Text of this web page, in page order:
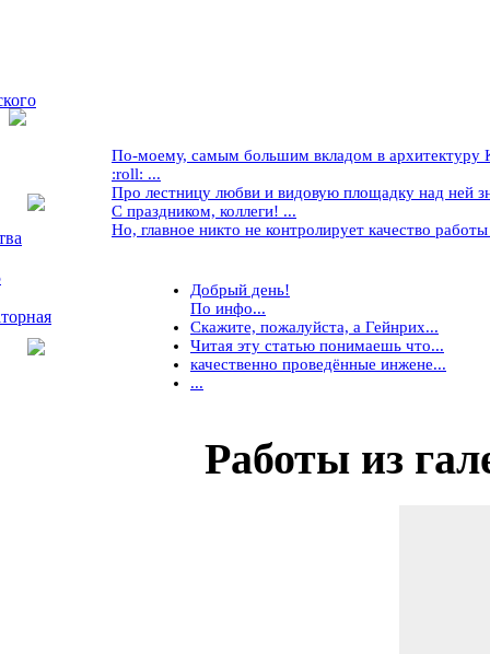
По-моему, самым большим вкладом в архитектуру
:roll: ...
Про лестницу любви и видовую площадку над ней
С праздником, коллеги! ...
Но, главное никто не контролирует качество
Добрый день!
По инфо...
Скажите, пожалуйста, а Гейнрих...
Читая эту статью понимаешь что...
качественно проведённые инжене...
...
Работыиз